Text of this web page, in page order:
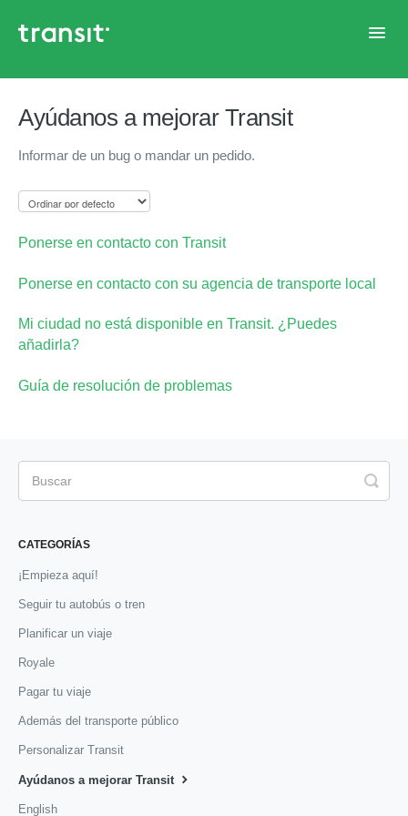
Ayúdanos a mejorar Transit
Informar de un bug o mandar un pedido.
Ponerse en contacto con Transit
Ponerse en contacto con su agencia de transporte local
Mi ciudad no está disponible en Transit. ¿Puedes
añadirla?
Guía de resolución de problemas
CATEGORÍAS
¡Empieza aquí!
Seguir tu autobús o tren
Planificar un viaje
Royale
Pagar tu viaje
Además del transporte público
Personalizar Transit
Ayúdanos a mejorar Transit
English